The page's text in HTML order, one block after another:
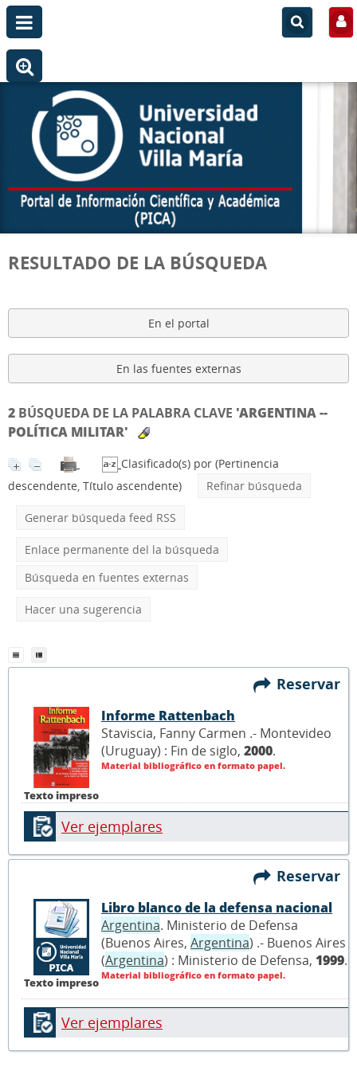
RESULTADO DE LA BÚSQUEDA
En el portal
En las fuentes externas
2 BÚSQUEDA DE LA PALABRA CLAVE 'ARGENTINA --
POLÍTICA MILITAR'
Clasificado(s) por (Pertinencia
descendente, Título ascendente)
Refinar búsqueda
Generar búsqueda feed RSS
Enlace permanente del la búsqueda
Búsqueda en fuentes externas
Hacer una sugerencia
Reservar
Texto impreso
Informe Rattenbach
Staviscia, Fanny Carmen .- Montevideo
(Uruguay) : Fin de siglo, 2000.
Material bibliográfico en formato papel.
Ver ejemplares
Reservar
Texto impreso
Libro blanco de la defensa nacional
Argentina. Ministerio de Defensa
(Buenos Aires, Argentina) .- Buenos Aires
(Argentina) : Ministerio de Defensa, 1999.
Material bibliográfico en formato papel.
Ver ejemplares